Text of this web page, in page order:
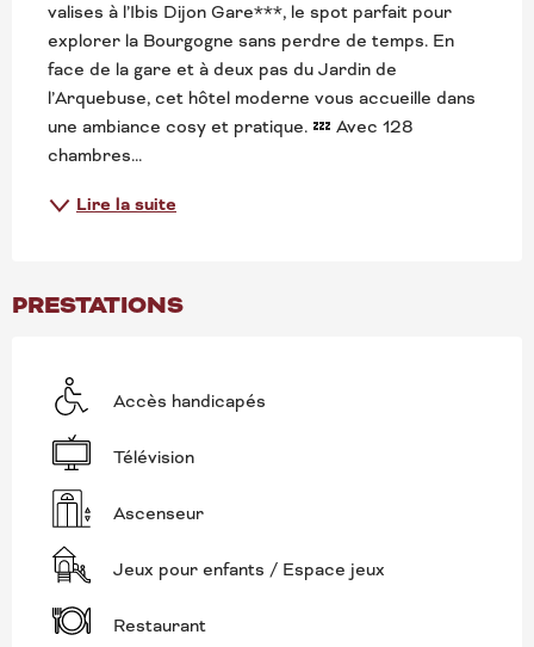
valises à l’Ibis Dijon Gare***, le spot parfait pour
explorer la Bourgogne sans perdre de temps. En
face de la gare et à deux pas du Jardin de
l’Arquebuse, cet hôtel moderne vous accueille dans
une ambiance cosy et pratique. 💤 Avec 128
chambres...
Lire la suite
PRESTATIONS
Accès handicapés
Télévision
Ascenseur
Jeux pour enfants / Espace jeux
Restaurant